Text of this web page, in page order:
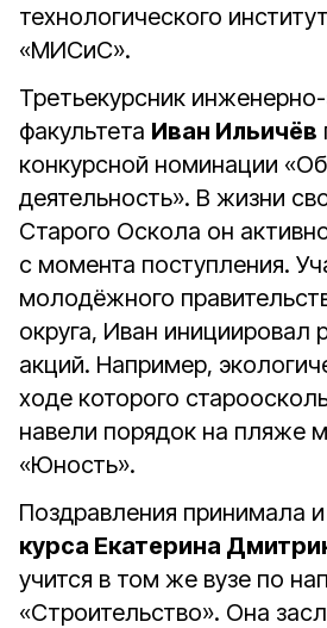
технологического
«МИСиС».
Третьекурсник
факультета Иван Ильичёв
конкурсной номинации
деятельность». В жизни
Старого Оскола он
с момента поступления.
молодёжного
округа, Иван инициировал
акций. Например,
ходе которого
навели порядок на пляже
«Юность».
Поздравления принимала и
курса Екатерина
учится в том же вузе по
«Строительство». Она